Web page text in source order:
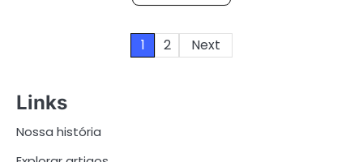
1 2 Next
Links
Nossa história